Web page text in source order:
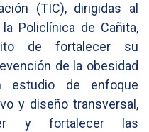
(TIC), dirigidas al
Policlínica de Cañita,
de fortalecer su
de la obesidad
estudio de enfoque
y diseño transversal,
y fortalecer las